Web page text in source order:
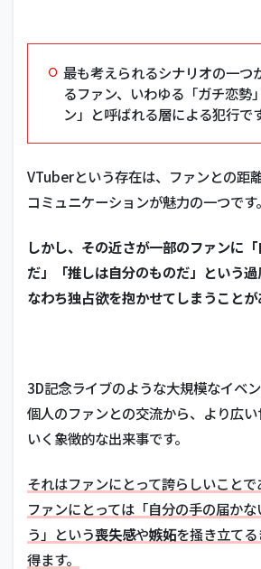
最も考えられるシナリオの一つ
るファン、いわゆる「ガチ恋勢
ン」と呼ばれる層による犯行です
VTuberという存在は、ファンとの距
コミュニケーションが魅力の一つです。
しかし、その近さが一部のファンに
だ」「推しは自分のものだ」という
なわち独占欲を抱かせてしまうことが
3D記念ライブのような大規模なイベ
個人のファンとの交流から、より広
いく象徴的な出来事です。
それはファンにとって誇らしいこと
ファンにとっては「自分の手の届か
う」という喪失感や嫉妬を掻き立て
得ます。